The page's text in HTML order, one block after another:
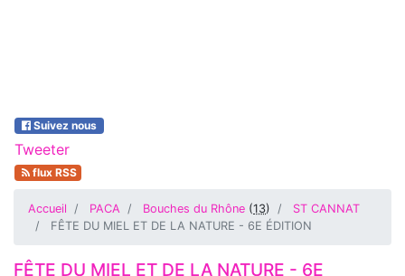
Suivez nous
Tweeter
flux RSS
Accueil PACA Bouches du Rhône (13)
ST CANNAT
FÊTE DU MIEL ET DE LA NATURE - 6E ÉDITION
FÊTE DU MIEL ET DE LA NATURE - 6E